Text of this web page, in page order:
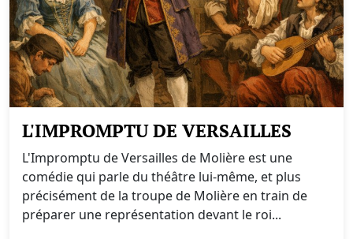
L'IMPROMPTU DE VERSAILLES
L'Impromptu de Versailles de Molière est une
comédie qui parle du théâtre lui-même, et plus
précisément de la troupe de Molière en train de
préparer une représentation devant le roi...